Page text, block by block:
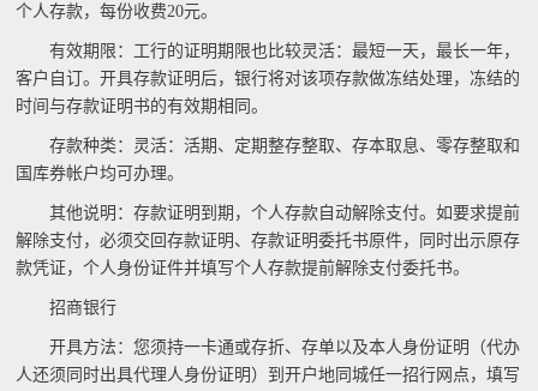
个人存款，每份收费20元。
有效期限：工行的证明期限也比较灵活：最短一天，最长一年，
客户自订。开具存款证明后，银行将对该项存款做冻结处理，冻结的
时间与存款证明书的有效期相同。
存款种类：灵活：活期、定期整存整取、存本取息、零存整取和
国库券帐户均可办理。
其他说明：存款证明到期，个人存款自动解除支付。如要求提前
解除支付，必须交回存款证明、存款证明委托书原件，同时出示原存
款凭证，个人身份证件并填写个人存款提前解除支付委托书。
招商银行
开具方法：您须持一卡通或存折、存单以及本人身份证明（代办
人还须同时出具代理人身份证明）到开户地同城任一招行网点，填写